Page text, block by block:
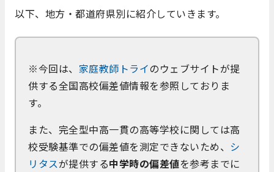
以下、地方・都道府県別に紹介していきます。
※今回は、 家庭教師トライのウェブサイトが提
供する全国高校偏差値情報を参照しておりま
す。
また、完全型中高一貫の高等学校に関しては高
校受験基準での偏差値を測定できないため、 シ
リタスが提供する中学時の偏差値を参考までに